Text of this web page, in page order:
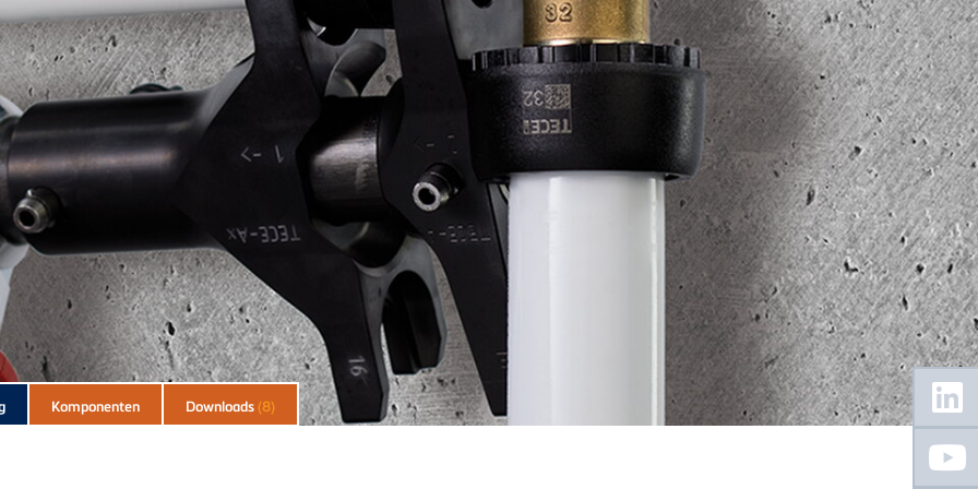
Komponenten Downloads (8)
Floating
Sidebar